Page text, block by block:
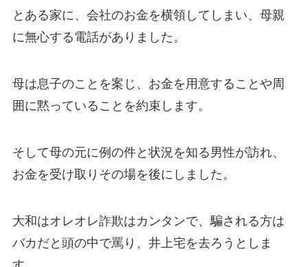
とある家に、会社のお金を横領してしまい、母親
に無心する電話がありました。
母は息子のことを案じ、お金を用意することや周
囲に黙っていることを約束します。
そして母の元に例の件と状況を知る男性が訪れ、
お金を受け取りその場を後にしました。
大和はオレオレ詐欺はカンタンで、騙される方は
バカだと頭の中で罵り、井上宅を去ろうとしま